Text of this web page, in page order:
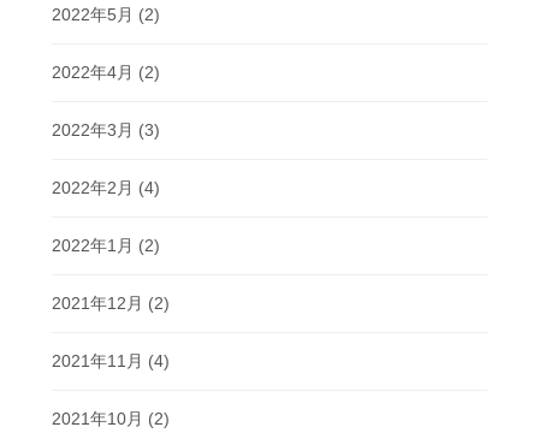
2022年5月 (2)
2022年4月 (2)
2022年3月 (3)
2022年2月 (4)
2022年1月 (2)
2021年12月 (2)
2021年11月 (4)
2021年10月 (2)